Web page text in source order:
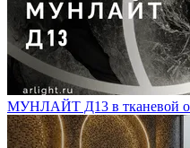
МУНЛАЙТ Д13 в тканевой